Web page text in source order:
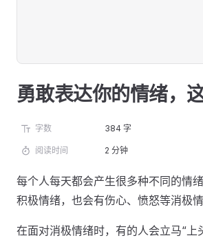
勇敢表达你的情绪，
字数 384 字
阅读时间 2 分钟
每个人每天都会产生很多种不同的情
积极情绪，也会有伤心、愤怒等消极情
在面对消极情绪时，有的人会立马“上